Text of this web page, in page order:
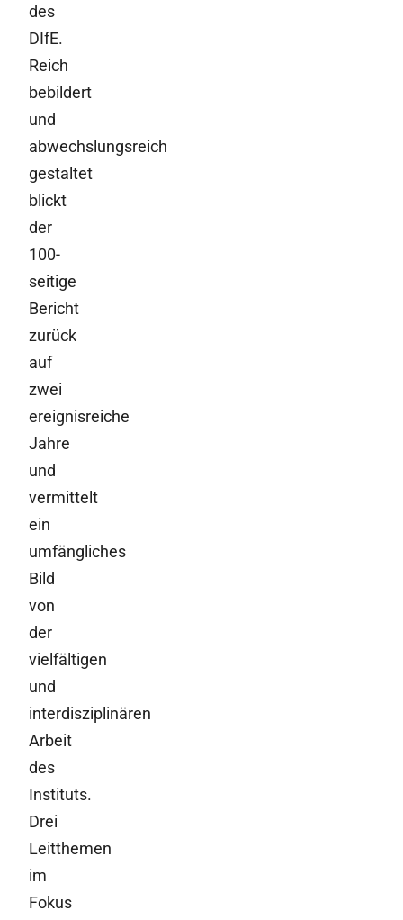
des
DIfE.
Reich
bebildert
und
abwechslungsreich
gestaltet
blickt
der
100-
seitige
Bericht
zurück
auf
zwei
ereignisreiche
Jahre
und
vermittelt
ein
umfängliches
Bild
von
der
vielfältigen
und
interdisziplinären
Arbeit
des
Instituts.
Drei
Leitthemen
im
Fokus